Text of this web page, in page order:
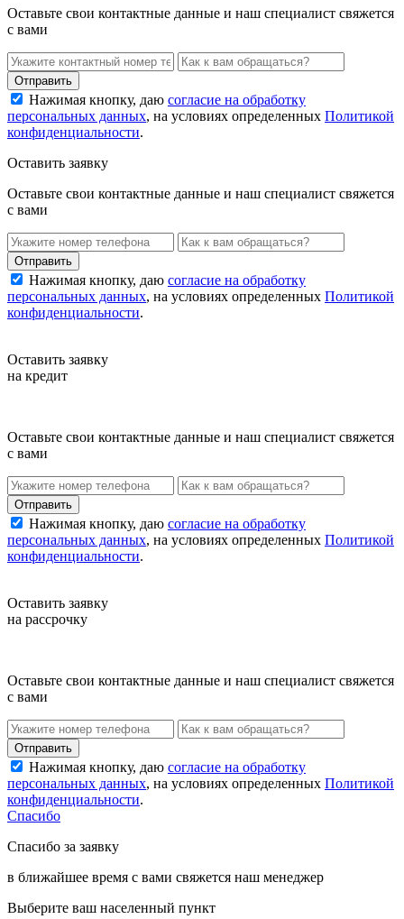
Оставьте свои контактные данные и наш специалист свяжется
с вами
Нажимая кнопку, даю согласие на обработку
персональных данных, на условиях определенных Политикой
конфиденциальности.
Оставить заявку
Оставьте свои контактные данные и наш специалист свяжется
с вами
Нажимая кнопку, даю согласие на обработку
персональных данных, на условиях определенных Политикой
конфиденциальности.
Оставить заявку
на кредит
Оставьте свои контактные данные и наш специалист свяжется
с вами
Нажимая кнопку, даю согласие на обработку
персональных данных, на условиях определенных Политикой
конфиденциальности.
Оставить заявку
на рассрочку
Оставьте свои контактные данные и наш специалист свяжется
с вами
Нажимая кнопку, даю согласие на обработку
персональных данных, на условиях определенных Политикой
конфиденциальности.
Спасибо
Спасибо за заявку
в ближайшее время с вами свяжется наш менеджер
Выберите ваш населенный пункт